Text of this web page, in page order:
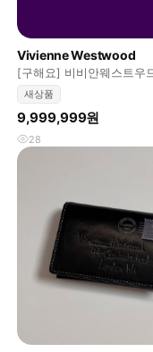
Vivienne Westwood
[구해요] 비비안웨스트우
지갑
새상품
9,999,999원
28